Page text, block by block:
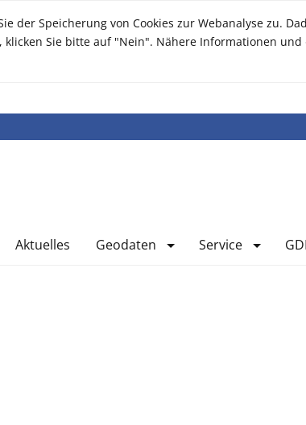
der Speicherung von Cookies zur Webanalyse zu.
Sie bitte auf "Nein". Nähere Informationen und
Aktuelles Geodaten Service